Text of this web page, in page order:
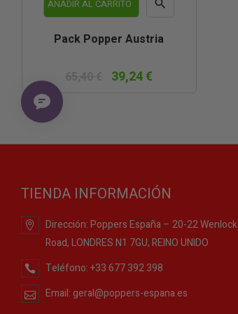
AÑADIR AL CARRITO 
Pack Popper Austria
39,24 €
TIENDA INFORMACIÓN
Dirección:Poppers España – 20-22 Wenlock
Road, LONDRES N1 7GU, REINO UNIDO
Teléfono:+33 677 392 398
Email: geral@poppers-espana.es